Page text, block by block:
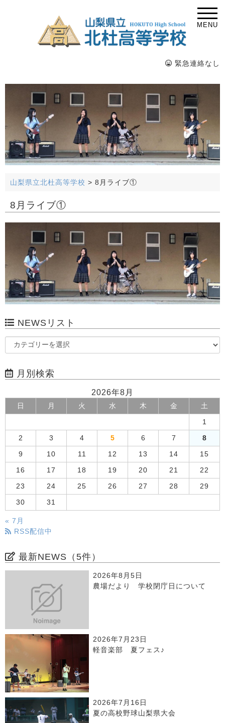
MENU
緊急連絡なし
山梨県立北杜高等学校 > 8月ライブ①
8月ライブ①
NEWSリスト
月別検索
2026年8月
日 月 火 水 木 金 土
1
2 3 4 5 6 7 8
9 10 11 12 13 14 15
16 17 18 19 20 21 22
23 24 25 26 27 28 29
30 31
« 7月
RSS配信中
最新NEWS（5件）
2026年8月5日
農場だより 学校閉庁日について
2026年7月23日
軽音楽部 夏フェス♪
2026年7月16日
夏の高校野球山梨県大会